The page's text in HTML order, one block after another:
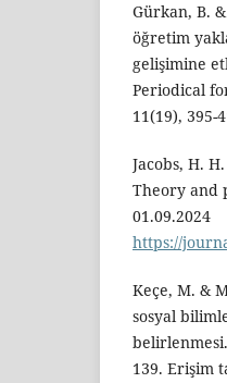
Gürkan, B.
öğretim
gelişimine
Periodical
11(19), 395-
Jacobs, H.
Theory and
01.09.2024
https://
Keçe, M. &
sosyal
139. Erişim